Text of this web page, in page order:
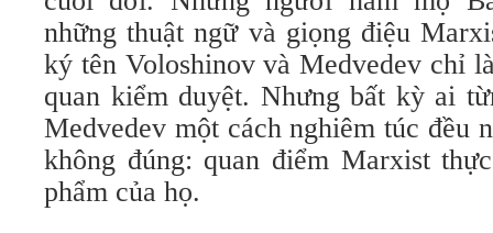
những thuật ngữ và giọng điệu
ký tên Voloshinov và Medvedev chỉ
quan kiểm duyệt. Nhưng bất kỳ ai
Medvedev một cách nghiêm túc đều
không đúng: quan điểm Marxist
phẩm của họ.